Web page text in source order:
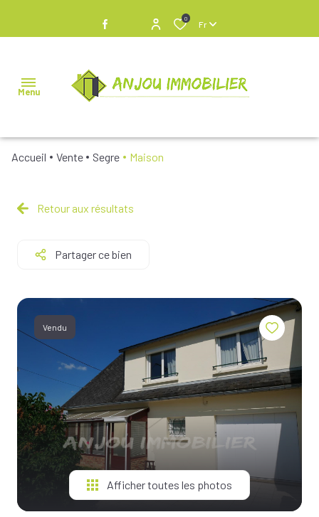
0
Fr
Menu
VENDRE
BIENS
BIENS À
LA
LOCATION
ESTIMEZ
VOTRE
BIEN
NOTRE
Accueil Vente Segre Maison
Retour aux résultats
Partager ce bien
Vendu
Afficher toutes les photos